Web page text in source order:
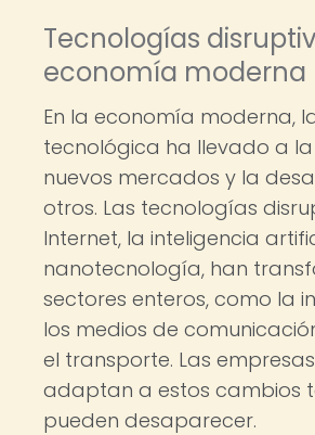
Tecnologías
economía moderna
En la economía moderna,
tecnológica ha llevado a
nuevos mercados y la
otros. Las tecnologías
Internet, la inteligencia
nanotecnología, han
sectores enteros, como la
los medios de
el transporte. Las
adaptan a estos cambios
pueden desaparecer.